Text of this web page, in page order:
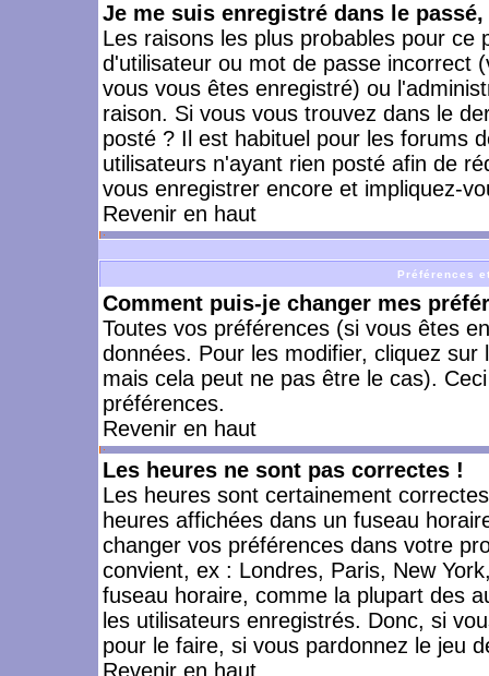
Je me suis enregistré dans le
Les raisons les plus probables pour
d'utilisateur ou mot de passe incorrect
vous vous êtes enregistré) ou
raison. Si vous vous trouvez dans le
posté ? Il est habituel pour les forums
utilisateurs n'ayant rien posté afin de
vous enregistrer encore et impliquez-
Revenir en haut
Préférences
Comment puis-je changer mes
Toutes vos préférences (si vous êtes
données. Pour les modifier, cliquez sur
mais cela peut ne pas être le cas).
préférences.
Revenir en haut
Les heures ne sont pas correctes !
Les heures sont certainement
heures affichées dans un fuseau
changer vos préférences dans votre
convient, ex : Londres, Paris, New
fuseau horaire, comme la plupart des
les utilisateurs enregistrés. Donc, si
pour le faire, si vous pardonnez le jeu
Revenir en haut